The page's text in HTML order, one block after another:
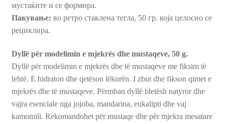
мустаќите и се формира.
Пакување: во ретро стаклена тегла, 50 гр. која целосно се
рециклира.
Dyllë për modelimin e mjekrës dhe mustaqeve, 50 g.
Dyllë për modelimin e mjekrës dhe të mustaqeve me fiksim të
lehtë. E hidraton dhe qetëson lëkurën. I zbut dhe fikson qimet e
mjekrës dhe të mustaqeve. Përmban dyllë bletësh natyror dhe
vajra esenciale nga jojoba, mandarina, eukalipti dhe vaj
kamomili. Rekomandohet për mustaqe dhe për mjekra mesatare